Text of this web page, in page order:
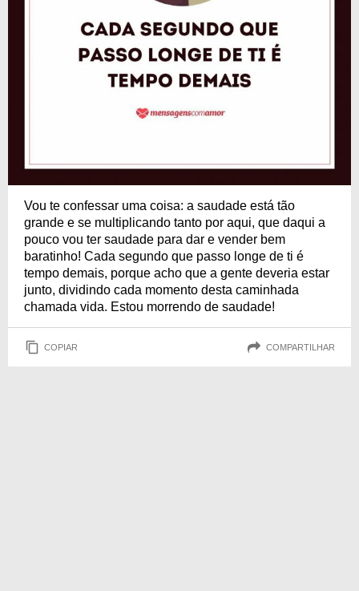
Vou te confessar uma coisa: a saudade está tão
grande e se multiplicando tanto por aqui, que daqui a
pouco vou ter saudade para dar e vender bem
baratinho! Cada segundo que passo longe de ti é
tempo demais, porque acho que a gente deveria estar
junto, dividindo cada momento desta caminhada
chamada vida. Estou morrendo de saudade!
COPIAR COMPARTILHAR